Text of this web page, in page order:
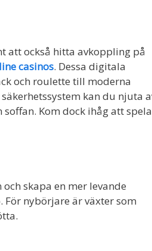
att också hitta avkoppling på
casinos. Dessa digitala
och roulette till moderna
kan du njuta
Kom dock ihåg att spela
skapa en mer levande
För nybörjare är växter som